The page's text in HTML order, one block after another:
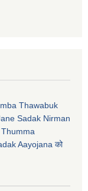
Thawabuk
Sadak Nirman
Aayojana को